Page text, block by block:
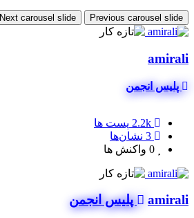
Previous carousel slide
Next carousel slide
amirali
پلیس انجمن
2.2k پست ها
3 نشان‌ها
0 واکنش ها
amirali پلیس انجمن